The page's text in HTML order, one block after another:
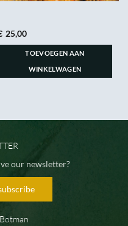
25,00
TOEVOEGEN AAN
WINKELWAGEN
our newsletter?